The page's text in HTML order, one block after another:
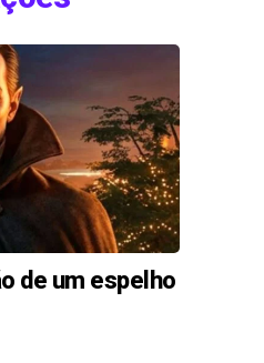
de um espelho